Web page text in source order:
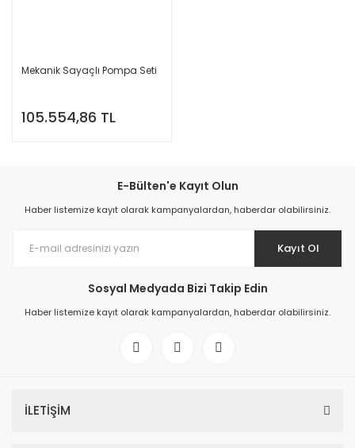
Mekanik Sayaçlı Pompa Seti
105.554,86 TL
E-Bülten'e Kayıt Olun
Haber listemize kayıt olarak kampanyalardan, haberdar olabilirsiniz.
Kayıt Ol
Sosyal Medyada Bizi Takip Edin
Haber listemize kayıt olarak kampanyalardan, haberdar olabilirsiniz.
İLETİŞİM